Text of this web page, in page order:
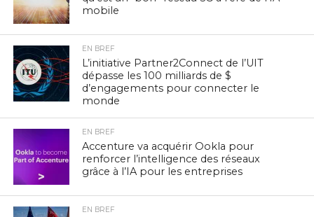
mobile
EN BREF
L’initiative Partner2Connect de l’UIT
dépasse les 100 milliards de $
d’engagements pour connecter le
monde
EN BREF
Accenture va acquérir Ookla pour
renforcer l’intelligence des réseaux
grâce à l’IA pour les entreprises
EN BREF